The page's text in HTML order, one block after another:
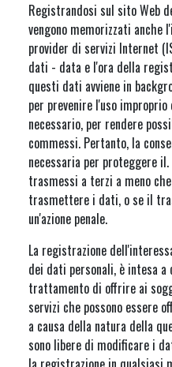
Registrandosi sul sito Web
vengono memorizzati anche
provider di servizi Internet
dati - data e l'ora della
questi dati avviene in
per prevenire l'uso
necessario, per rendere
commessi. Pertanto, la
necessaria per proteggere
trasmessi a terzi a meno
trasmettere i dati, o se il
un'azione penale.
La registrazione
dei dati personali, è intesa
trattamento di offrire ai
servizi che possono essere
a causa della natura della
sono libere di modificare i